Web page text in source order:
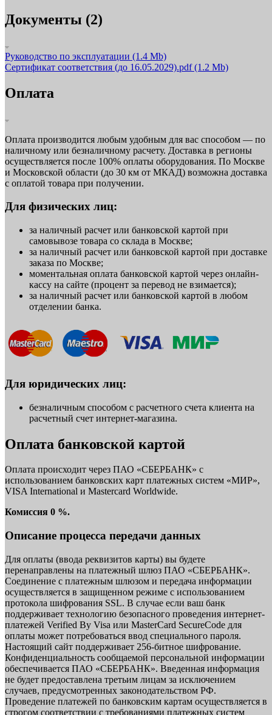
Документы (2)
Руководство по эксплуатации (1.4 Mb)
Сертификат соответствия (до 16.05.2029).pdf(1.2 Mb)
Оплата
Оплата производится любым удобным для вас способом — по
наличному или безналичному расчету. Доставка в регионы
осуществляется после 100% оплаты оборудования. По Москве
и Московской области (до 30 км от МКАД) возможна доставка
с оплатой товара при получении.
Для физических лиц:
за наличный расчет или банковской картой при
самовывозе товара со склада в Москве;
за наличный расчет или банковской картой при доставке
заказа по Москве;
моментальная оплата банковской картой через онлайн-
кассу на сайте (процент за перевод не взимается);
за наличный расчет или банковской картой в любом
отделении банка.
Для юридических лиц:
безналичным способом с расчетного счета клиента на
расчетный счет интернет-магазина.
Оплата банковской картой
Оплата происходит через ПАО «СБЕРБАНК» с
использованием банковских карт платежных систем «МИР»,
VISA International и Mastercard Worldwide.
Комиссия 0 %.
Описание процесса передачи данных
Для оплаты (ввода реквизитов карты) вы будете
перенаправлены на платежный шлюз ПАО «СБЕРБАНК».
Соединение с платежным шлюзом и передача информации
осуществляется в защищенном режиме с использованием
протокола шифрования SSL. В случае если ваш банк
поддерживает технологию безопасного проведения интернет-
платежей Verified By Visa или MasterCard SecureCode для
оплаты может потребоваться ввод специального пароля.
Настоящий сайт поддерживает 256-битное шифрование.
Конфиденциальность сообщаемой персональной информации
обеспечивается ПАО «СБЕРБАНК». Введенная информация
не будет предоставлена третьим лицам за исключением
случаев, предусмотренных законодательством РФ.
Проведение платежей по банковским картам осуществляется в
строгом соответствии с требованиями платежных систем